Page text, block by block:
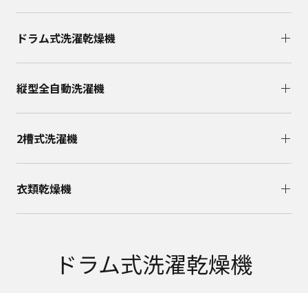
ドラム式洗濯乾燥機
縦型全自動洗濯機
2槽式洗濯機
衣類乾燥機
ドラム式洗濯乾燥機